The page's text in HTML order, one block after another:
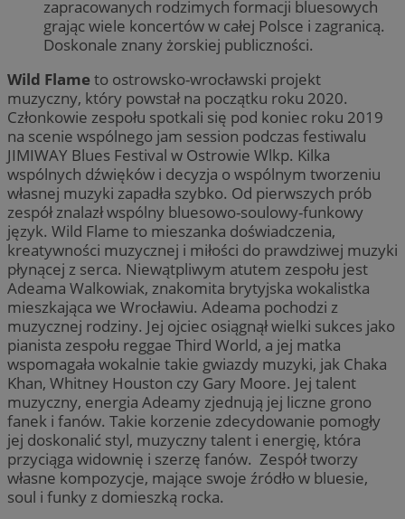
zapracowanych rodzimych formacji bluesowych
grając wiele koncertów w całej Polsce i zagranicą.
Doskonale znany żorskiej publiczności.
Wild Flameto ostrowsko-wrocławski projekt
muzyczny, który powstał na początku roku 2020.
Członkowie zespołu spotkali się pod koniec roku 2019
na scenie wspólnego jam session podczas festiwalu
JIMIWAY Blues Festival w Ostrowie Wlkp. Kilka
wspólnych dźwięków i decyzja o wspólnym tworzeniu
własnej muzyki zapadła szybko. Od pierwszych prób
zespół znalazł wspólny bluesowo-soulowy-funkowy
język. Wild Flame to mieszanka doświadczenia,
kreatywności muzycznej i miłości do prawdziwej muzyki
płynącej z serca. Niewątpliwym atutem zespołu jest
Adeama Walkowiak, znakomita brytyjska wokalistka
mieszkająca we Wrocławiu. Adeama pochodzi z
muzycznej rodziny. Jej ojciec osiągnął wielki sukces jako
pianista zespołu reggae Third World, a jej matka
wspomagała wokalnie takie gwiazdy muzyki, jak Chaka
Khan, Whitney Houston czy Gary Moore. Jej talent
muzyczny, energia Adeamy zjednują jej liczne grono
fanek i fanów. Takie korzenie zdecydowanie pomogły
jej doskonalić styl, muzyczny talent i energię, która
przyciąga widownię i szerzę fanów. Zespół tworzy
własne kompozycje, mające swoje źródło w bluesie,
soul i funky z domieszką rocka.